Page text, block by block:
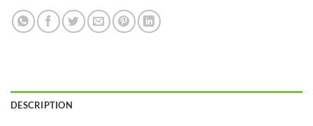
DESCRIPTION